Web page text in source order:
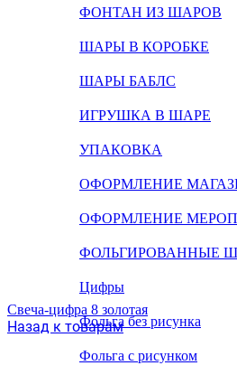
ФОНТАН ИЗ ШАРОВ
ШАРЫ В КОРОБКЕ
ШАРЫ БАБЛС
ИГРУШКА В ШАРЕ
УПАКОВКА
ОФОРМЛЕНИЕ
ОФОРМЛЕНИЕ
ФОЛЬГИРОВАННЫЕ
Цифры
Фольга без рисунка
Фольга с рисунком
Свеча-цифра 8 золотая
Назад к товарам